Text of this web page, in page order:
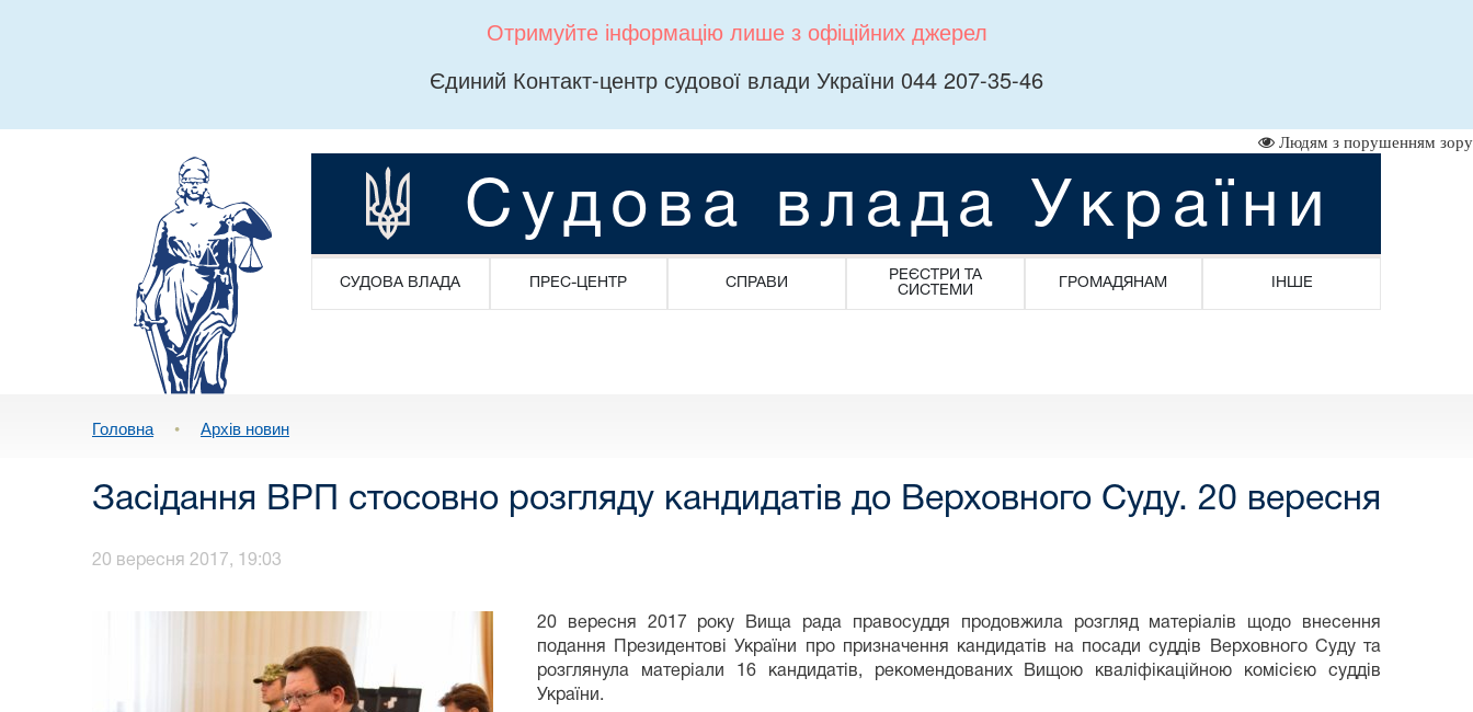
Отримуйте інформацію лише з офіційних джерел
Єдиний Контакт-центр судової влади України 044 207-35-46
Людям з порушенням зору
Судова влада України
СУДОВА ВЛАДА ПРЕС-ЦЕНТР СПРАВИ
РЕЄСТРИ ТА
СИСТЕМИ
ГРОМАДЯНАМ ІНШЕ
Головна • Архів новин
Засідання ВРП стосовно розгляду кандидатів до Верховного Суду. 20 вересня
20 вересня 2017, 19:03
20 вересня 2017 року Вища рада правосуддя продовжила розгляд матеріалів щодо внесення
подання Президентові України про призначення кандидатів на посади суддів Верховного Суду та
розглянула матеріали 16 кандидатів, рекомендованих Вищою кваліфікаційною комісією суддів
України.